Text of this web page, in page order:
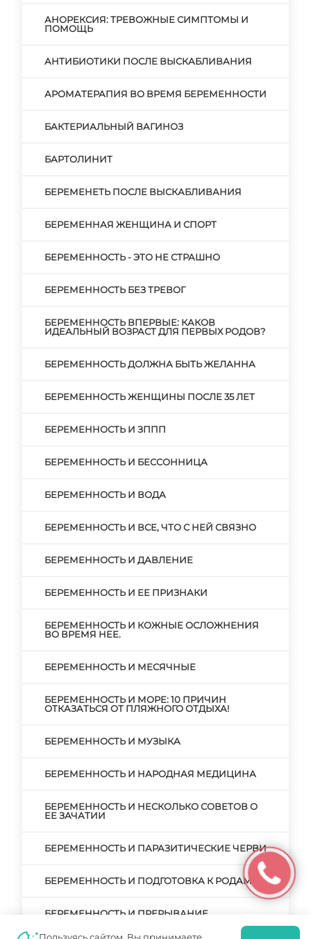
АНОРЕКСИЯ: ТРЕВОЖНЫЕ СИМПТОМЫ И
ПОМОЩЬ
АНТИБИОТИКИ ПОСЛЕ ВЫСКАБЛИВАНИЯ
АРОМАТЕРАПИЯ ВО ВРЕМЯ БЕРЕМЕННОСТИ
БАКТЕРИАЛЬНЫЙ ВАГИНОЗ
БАРТОЛИНИТ
БЕРЕМЕНЕТЬ ПОСЛЕ ВЫСКАБЛИВАНИЯ
БЕРЕМЕННАЯ ЖЕНЩИНА И СПОРТ
БЕРЕМЕННОСТЬ - ЭТО НЕ СТРАШНО
БЕРЕМЕННОСТЬ БЕЗ ТРЕВОГ
БЕРЕМЕННОСТЬ ВПЕРВЫЕ: КАКОВ
ИДЕАЛЬНЫЙ ВОЗРАСТ ДЛЯ ПЕРВЫХ РОДОВ?
БЕРЕМЕННОСТЬ ДОЛЖНА БЫТЬ ЖЕЛАННА
БЕРЕМЕННОСТЬ ЖЕНЩИНЫ ПОСЛЕ 35 ЛЕТ
БЕРЕМЕННОСТЬ И ЗППП
БЕРЕМЕННОСТЬ И БЕССОННИЦА
БЕРЕМЕННОСТЬ И ВОДА
БЕРЕМЕННОСТЬ И ВСЕ, ЧТО С НЕЙ СВЯЗНО
БЕРЕМЕННОСТЬ И ДАВЛЕНИЕ
БЕРЕМЕННОСТЬ И ЕЕ ПРИЗНАКИ
БЕРЕМЕННОСТЬ И КОЖНЫЕ ОСЛОЖНЕНИЯ
ВО ВРЕМЯ НЕЕ.
БЕРЕМЕННОСТЬ И МЕСЯЧНЫЕ
БЕРЕМЕННОСТЬ И МОРЕ: 10 ПРИЧИН
ОТКАЗАТЬСЯ ОТ ПЛЯЖНОГО ОТДЫХА!
БЕРЕМЕННОСТЬ И МУЗЫКА
БЕРЕМЕННОСТЬ И НАРОДНАЯ МЕДИЦИНА
БЕРЕМЕННОСТЬ И НЕСКОЛЬКО СОВЕТОВ О
ЕЕ ЗАЧАТИИ
БЕРЕМЕННОСТЬ И ПАРАЗИТИЧЕСКИЕ ЧЕРВИ
БЕРЕМЕННОСТЬ И ПОДГОТОВКА К РОДАМ
БЕРЕМЕННОСТЬ И ПРЕРЫВАНИЕ
ВЫМЫШЛЕННЫЕ